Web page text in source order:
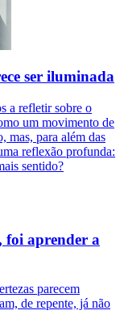
ser iluminada
a refletir sobre o
um movimento de
mas, para além das
reflexão profunda:
sentido?
foi aprender a
parecem
de repente, já não